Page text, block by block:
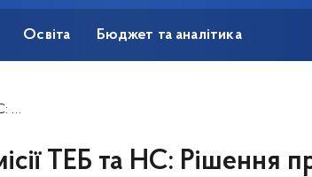
Освіта Бюджет та аналітика
ТЕБ та НС: Рішення